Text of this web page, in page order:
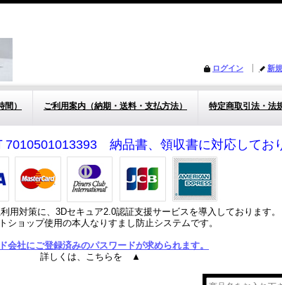
ログイン 新
） ご利用案内（納期・送料・支払方法） 特定商取引法・法
納品書、領収書に対応してお
用対策に、3Dセキュア2.0認証支援サービスを導入しております。
ショップ使用の本人なりすまし防止システムです。
会社にご登録済みのパスワードが求められます。
詳しくは、こちらを ▲